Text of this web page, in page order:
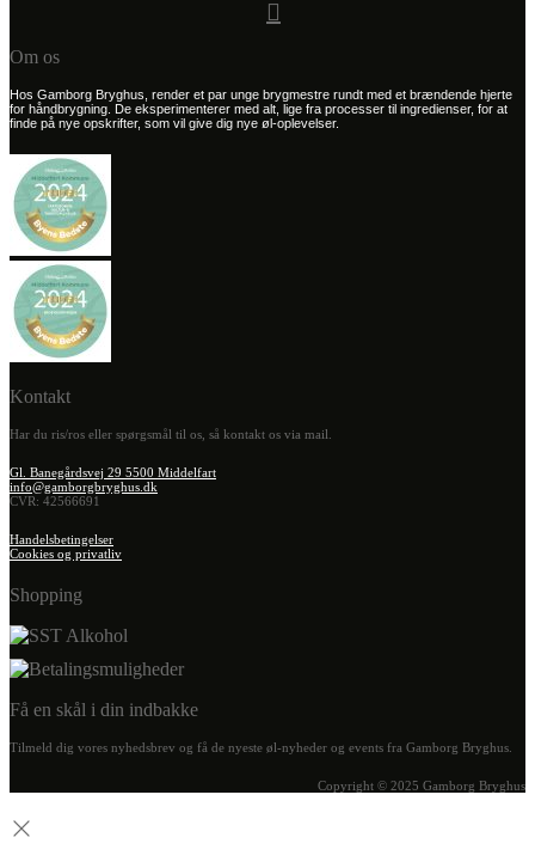
Om os
Hos Gamborg Bryghus, render et par unge brygmestre rundt med et brændende hjerte
for håndbrygning. De eksperimenterer med alt, lige fra processer til ingredienser, for at
finde på nye opskrifter, som vil give dig nye øl-oplevelser.
Kontakt
Har du ris/ros eller spørgsmål til os, så kontakt os via mail.
Gl. Banegårdsvej 29 5500 Middelfart
info@gamborgbryghus.dk
CVR: 42566691
Handelsbetingelser
Cookies og privatliv
Shopping
Få en skål i din indbakke
Tilmeld dig vores nyhedsbrev og få de nyeste øl-nyheder og events fra Gamborg Bryghus.
Copyright © 2025 Gamborg Bryghus